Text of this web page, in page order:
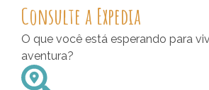
Consulte a Expedia
O que você está esperando para
aventura?